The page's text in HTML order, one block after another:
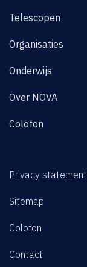
Telescopen
Organisaties
Onderwijs
Over NOVA
Colofon
Privacy statement
Sitemap
Colofon
Contact